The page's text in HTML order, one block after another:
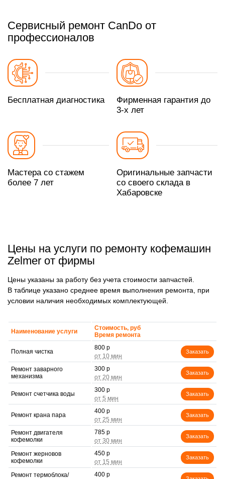
Сервисный ремонт CanDo от
профессионалов
Бесплатная диагностика
Фирменная гарантия до
3-х лет
Мастера со стажем
более 7 лет
Оригинальные запчасти
со своего склада в
Хабаровске
Цены на услуги по ремонту кофемашин
Zelmer от фирмы
Цены указаны за работу без учета стоимости запчастей.
В таблице указано среднее время выполнения ремонта, при
условии наличия необходимых комплектующей.
Наименование услуги
Стоимость, руб
Время ремонта
Полная чистка
800 р
Заказать
Ремонт заварного
механизма
300 р
Заказать
Ремонт счетчика воды
300 р
Заказать
Ремонт крана пара
400 р
Заказать
Ремонт двигателя
кофемолки
785 р
Заказать
Ремонт жерновов
кофемолки
450 р
Заказать
Ремонт термоблока/
400 р